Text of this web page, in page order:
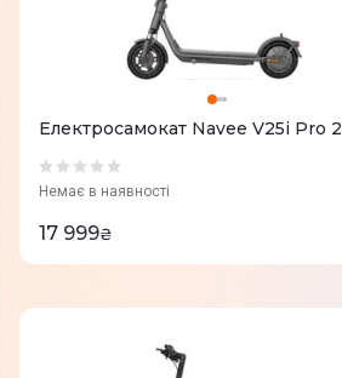
Електросамокат Navee V25i Pro 2
Немає в наявності
17 999₴